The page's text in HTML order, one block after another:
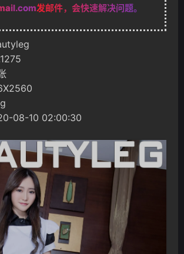
发邮件，会快速解决问题。
08-10 02:00:30